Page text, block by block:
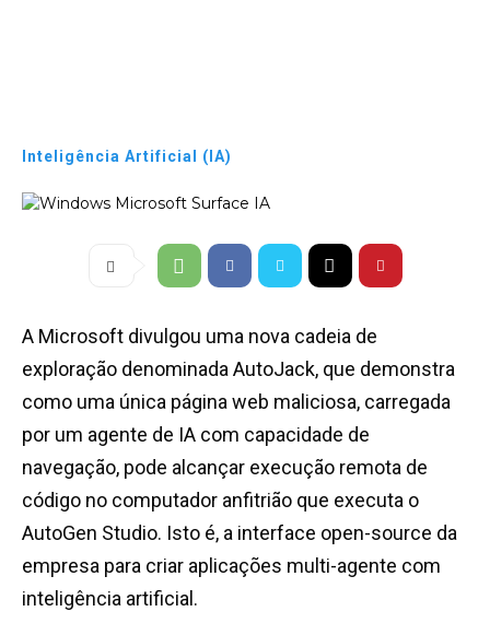
Inteligência Artificial (IA)
A Microsoft divulgou uma nova cadeia de
exploração denominada AutoJack, que demonstra
como uma única página web maliciosa, carregada
por um agente de IA com capacidade de
navegação, pode alcançar execução remota de
código no computador anfitrião que executa o
AutoGen Studio. Isto é, a interface open-source da
empresa para criar aplicações multi-agente com
inteligência artificial.